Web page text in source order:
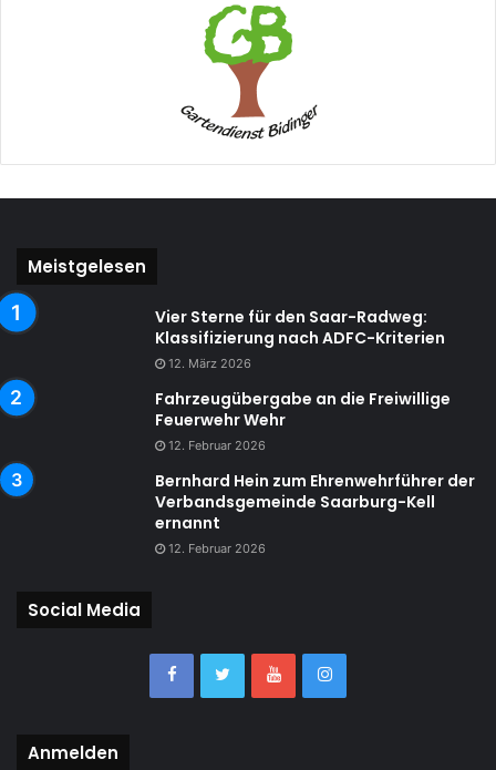
Meistgelesen
Vier Sterne für den Saar-Radweg:
Klassifizierung nach ADFC-Kriterien
12. März 2026
Fahrzeugübergabe an die Freiwillige
Feuerwehr Wehr
12. Februar 2026
Bernhard Hein zum Ehrenwehrführer der
Verbandsgemeinde Saarburg-Kell
ernannt
12. Februar 2026
Social Media
Anmelden